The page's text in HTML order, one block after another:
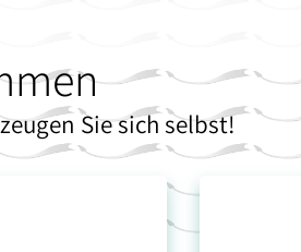
Sie sich selbst!